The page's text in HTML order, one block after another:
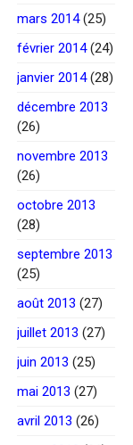
mars 2014(25)
février 2014(24)
janvier 2014(28)
décembre 2013
(26)
novembre 2013
(26)
octobre 2013
(28)
septembre 2013
(25)
août 2013 (27)
juillet 2013 (27)
juin 2013 (25)
mai 2013 (27)
avril 2013 (26)